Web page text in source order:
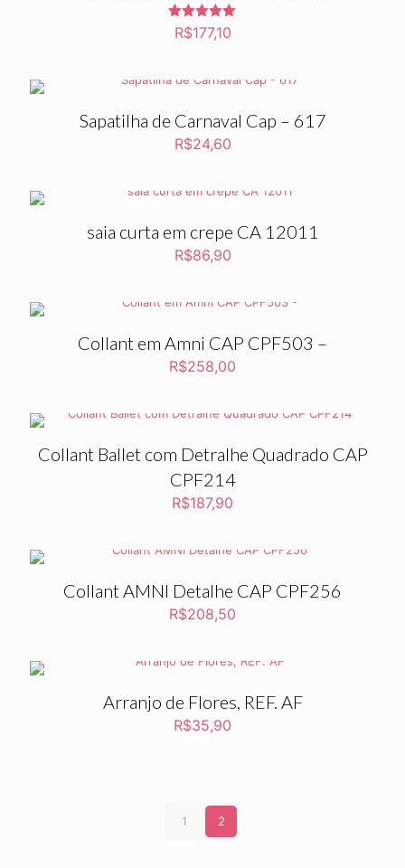
Avaliação
5.00
R$177,10
Sapatilha de Carnaval Cap – 617
R$24,60
saia curta em crepe CA 12011
R$86,90
Collant em Amni CAP CPF503 –
R$258,00
Collant Ballet com Detralhe Quadrado CAP
CPF214
R$187,90
Collant AMNI Detalhe CAP CPF256
R$208,50
Arranjo de Flores, REF. AF
R$35,90
1 2